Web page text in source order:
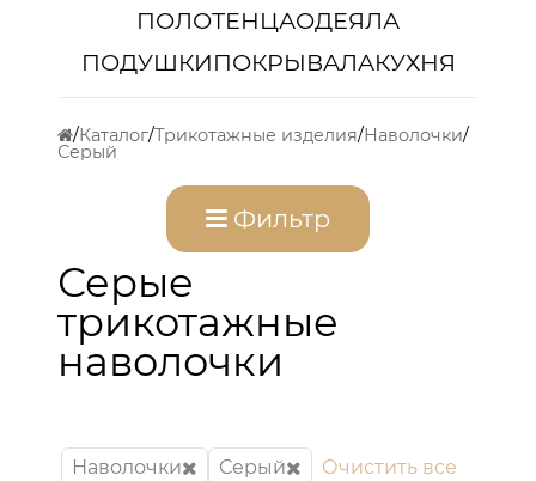
ПОЛОТЕНЦАОДЕЯЛА
ПОДУШКИПОКРЫВАЛАКУХНЯ
Каталог Трикотажные изделия Наволочки
Серый
Фильтр
Серые
трикотажные
наволочки
Наволочки Серый Очистить все